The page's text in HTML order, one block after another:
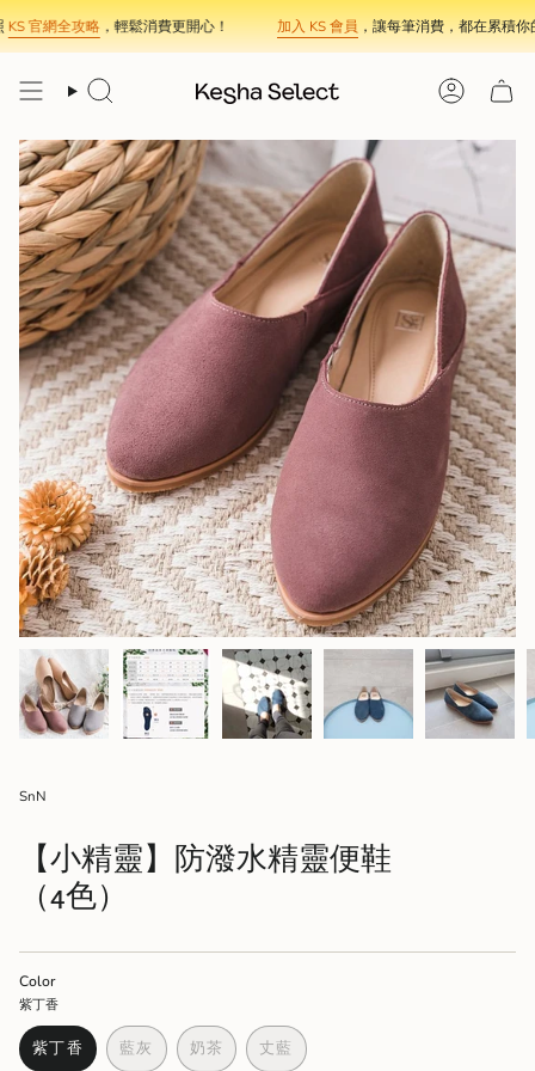
Skip
to
content
官網全攻略，輕鬆消費更開心！ 加入 KS 會員，讓每筆消費，都在累積你的
Search Account
SnN
【小精靈】防潑水精靈便鞋
（4色）
Color
紫丁香
紫丁香
藍灰
奶茶
丈藍